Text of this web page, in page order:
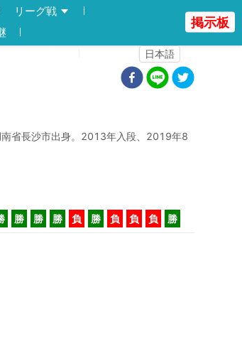
リーグ戦
日本語
掲示板
省長沙市出身。2013年入段、2019年8
勝 勝 勝 負 勝 負 負 負 勝